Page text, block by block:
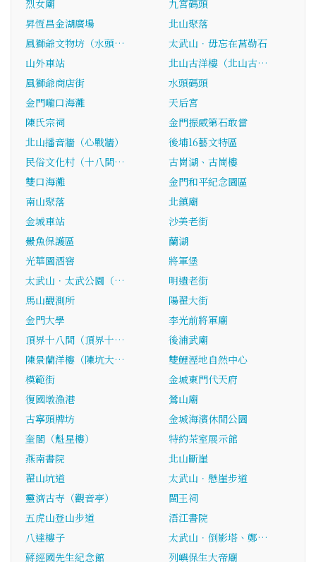
烈女廟
九宮碼頭
昇恆昌金湖廣場
北山聚落
風獅爺文物坊（水頭…
太武山．毋忘在莒勒石
山外車站
北山古洋樓（北山古…
風獅爺商店街
水頭碼頭
金門嚨口海灘
天后宮
陳氏宗祠
金門振威第石敢當
北山播音牆（心戰牆）
後埔16藝文特區
民俗文化村（十八間…
古崗湖、古崗樓
雙口海灘
金門和平紀念園區
南山聚落
北鎮廟
金城車站
沙美老街
鱟魚保護區
蘭湖
光華園酒窖
將軍堡
太武山．太武公園（…
明遺老街
馬山觀測所
陽翟大街
金門大學
李光前將軍廟
頂界十八間（頂界十…
後浦武廟
陳景蘭洋樓（陳坑大…
雙鯉溼地自然中心
模範街
金城東門代天府
復國墩漁港
鶯山廟
古寧頭牌坊
金城海濱休閒公園
奎閣（魁星樓）
特約茶室展示館
燕南書院
北山斷崖
翟山坑道
太武山．懸崖步道
靈濟古寺（觀音亭）
閩王祠
五虎山登山步道
浯江書院
八達樓子
太武山．倒影塔、鄭…
蔣經國先生紀念館
列嶼保生大帝廟